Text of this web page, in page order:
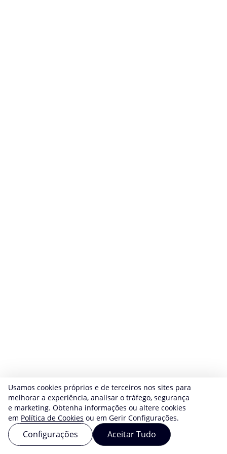
Usamos cookies próprios e de terceiros nos sites para
melhorar a experiência, analisar o tráfego, segurança
e marketing. Obtenha informações ou altere cookies
em Política de Cookies ou em Gerir Configurações.
Configurações Aceitar Tudo